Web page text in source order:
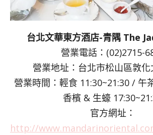
台北文華東方酒店-青隅 The
營業電話：(02)2715-
營業地址：台北市松山區敦
營業時間：輕食 11:30~21:30 / 午
香檳 & 生蠔
官方網址：
http://